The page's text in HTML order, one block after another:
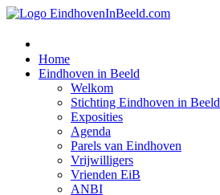
Home
Eindhoven in Beeld
Welkom
Stichting Eindhoven in Beeld
Exposities
Agenda
Parels van Eindhoven
Vrijwilligers
Vrienden EiB
ANBI